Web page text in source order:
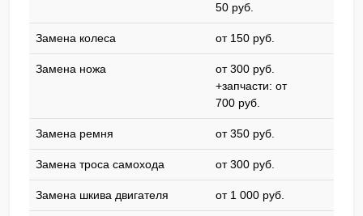
50 pyб.
Замена колеса от 150 pyб.
Замена ножа
от 300 pyб.
+запчасти: от
700 pyб.
Замена ремня от 350 pyб.
Замена троса самохода от 300 pyб.
Замена шкива двигателя от 1 000 pyб.